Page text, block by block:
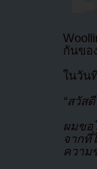
กันขอ
ในวัน
“สวัส
ผมขอ
จากที่
ควา